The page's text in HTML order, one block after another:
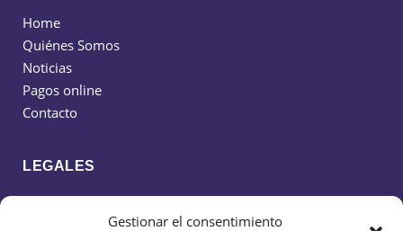
Gestionar el consentimiento
Home
Quiénes Somos
Noticias
Pagos online
Contacto
LEGALES